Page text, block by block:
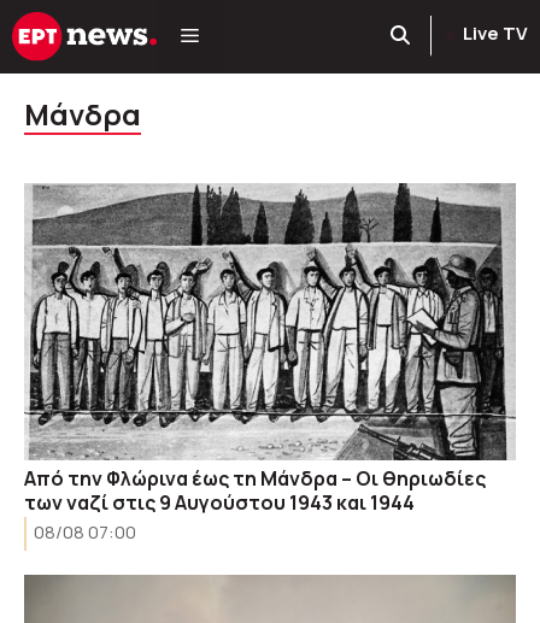
Μετάβαση
σε
Live TV
Μάνδρα
Από την Φλώρινα έως τη Μάνδρα – Οι θηριωδίες
των ναζί στις 9 Αυγούστου 1943 και 1944
08/08 07:00